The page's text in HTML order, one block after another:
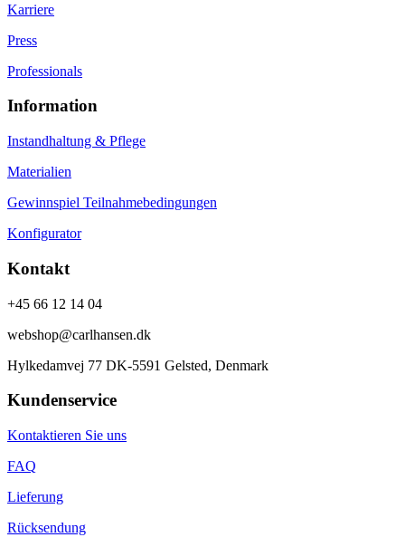
Karriere
Press
Professionals
Information
Instandhaltung & Pflege
Materialien
Gewinnspiel Teilnahmebedingungen
Konfigurator
Kontakt
+45 66 12 14 04
webshop@carlhansen.dk
Hylkedamvej 77 DK-5591 Gelsted, Denmark
Kundenservice
Kontaktieren Sie uns
FAQ
Lieferung
Rücksendung